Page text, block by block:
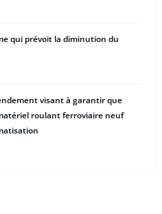
qui prévoit la diminution du
visant à garantir que
roulant ferroviaire neuf